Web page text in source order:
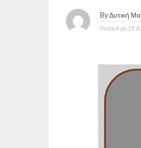
ByΔυτική
Posted on 19